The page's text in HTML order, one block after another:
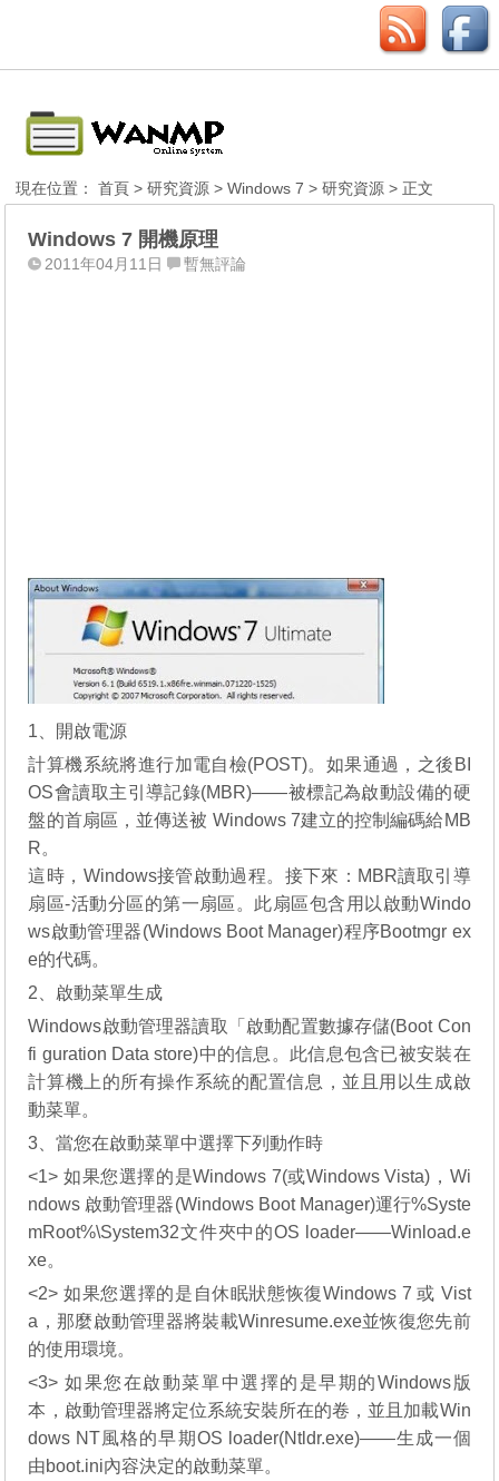
現在位置：首頁 >研究資源 >Windows 7 >研究資源 > 正文
Windows 7 開機原理
2011年04月11日 暫無評論
1、開啟電源
計算機系統將進行加電自檢(POST)。如果通過，之後BI
OS會讀取主引導記錄(MBR)——被標記為啟動設備的硬
盤的首扇區，並傳送被 Windows 7建立的控制編碼給MB
R。
這時，Windows接管啟動過程。接下來：MBR讀取引導
扇區-活動分區的第一扇區。此扇區包含用以啟動Windo
ws啟動管理器(Windows Boot Manager)程序Bootmgr ex
e的代碼。
2、啟動菜單生成
Windows啟動管理器讀取「啟動配置數據存儲(Boot Con
fi guration Data store)中的信息。此信息包含已被安裝在
計算機上的所有操作系統的配置信息，並且用以生成啟
動菜單。
3、當您在啟動菜單中選擇下列動作時
<1> 如果您選擇的是Windows 7(或Windows Vista)，Wi
ndows 啟動管理器(Windows Boot Manager)運行%Syste
mRoot%\System32文件夾中的OS loader——Winload.e
xe。
<2> 如果您選擇的是自休眠狀態恢復Windows 7 或 Vist
a，那麼啟動管理器將裝載Winresume.exe並恢復您先前
的使用環境。
<3> 如果您在啟動菜單中選擇的是早期的Windows版
本，啟動管理器將定位系統安裝所在的卷，並且加載Win
dows NT風格的早期OS loader(Ntldr.exe)——生成一個
由boot.ini內容決定的啟動菜單。